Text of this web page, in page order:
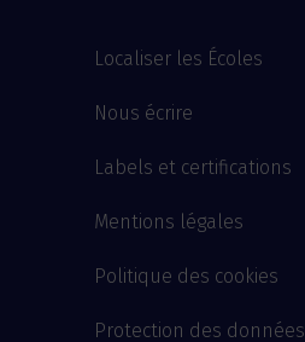
Localiser les Écoles
Nous écrire
Labels et certifications
Mentions légales
Politique des cookies
Protection des données